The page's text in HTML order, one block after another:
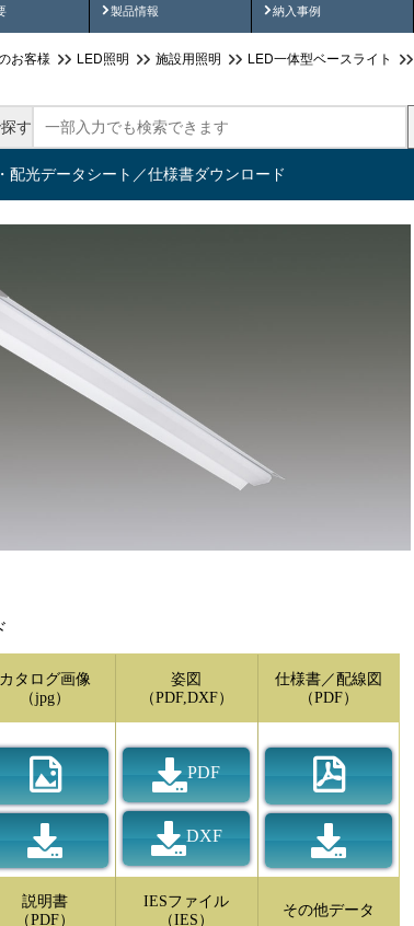
製品情報
製品動画 納入事例
納入事例動画
お客様 LED照明 施設用照明 LED一体型ベースライト
す
配光データシート／仕様書ダウンロード
カタログ画像
（jpg）
姿図
（PDF,DXF）
PDF
DXF
仕様書／配線図
（PDF）
説明書
（PDF）
IESファイル
（IES）
その他データ